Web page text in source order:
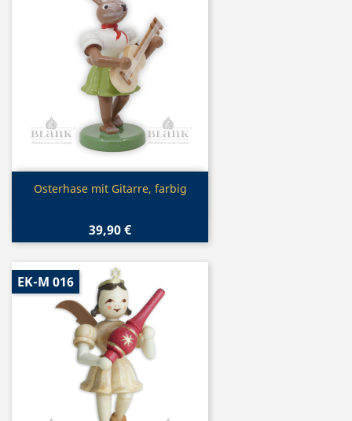
 Vorschau
Osterhase mit Gitarre, farbig
39,90 €
EK-M 016